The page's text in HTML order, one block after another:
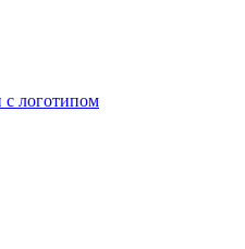
с логотипом